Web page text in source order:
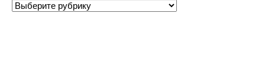
Рубрики